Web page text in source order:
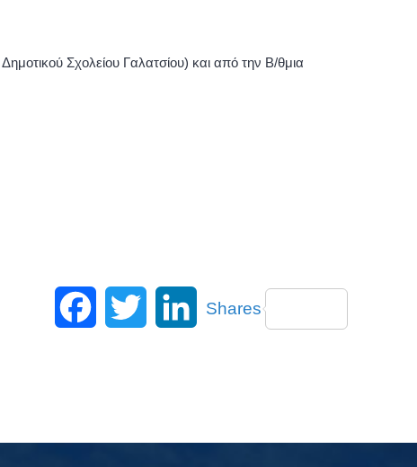
Δημοτικού Σχολείου Γαλατσίου) και από την Β/θμια
FacebookTwitter
Shares